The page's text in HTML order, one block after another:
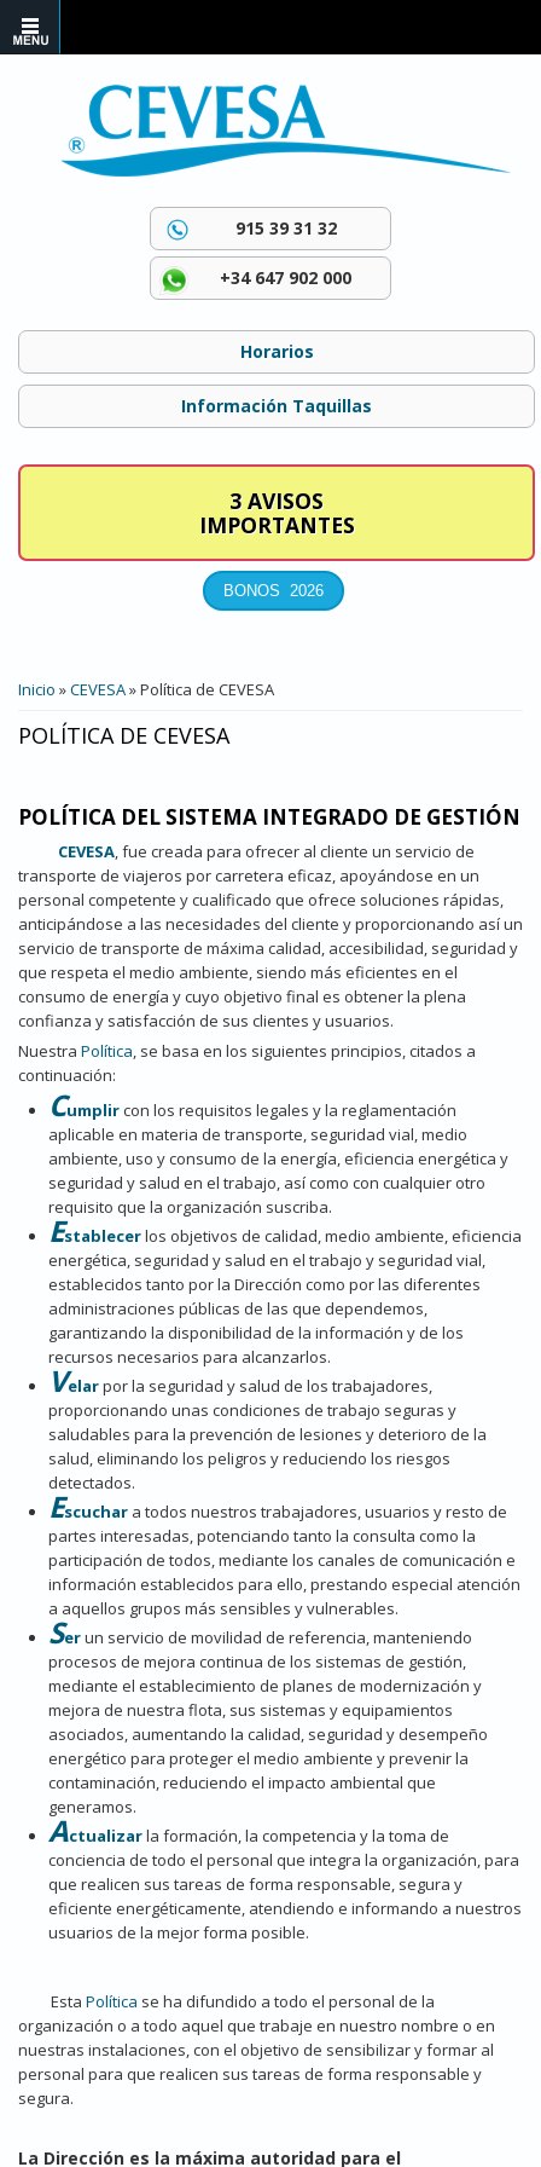
915 39 31 32
+34 647 902 000
Horarios
Información Taquillas
3 AVISOS
IMPORTANTES
USTED ESTÁ AQUÍ
Inicio »CEVESA» Política de CEVESA
POLÍTICA DE CEVESA
POLÍTICA DEL SISTEMA INTEGRADO DE GESTIÓN
CEVESA , fue creada para ofrecer al cliente un servicio de
transporte de viajeros por carretera eficaz, apoyándose en un
personal competente y cualificado que ofrece soluciones rápidas,
anticipándose a las necesidades del cliente y proporcionando así un
servicio de transporte de máxima calidad, accesibilidad, seguridad y
que respeta el medio ambiente, siendo más eficientes en el
consumo de energía y cuyo objetivo final es obtener la plena
confianza y satisfacción de sus clientes y usuarios.
Nuestra Política , se basa en los siguientes principios, citados a
continuación:
Cumplircon los requisitos legales y la reglamentación
aplicable en materia de transporte, seguridad vial, medio
ambiente, uso y consumo de la energía, eficiencia energética y
seguridad y salud en el trabajo, así como con cualquier otro
requisito que la organización suscriba.
Establecerlos objetivos de calidad, medio ambiente, eficiencia
energética, seguridad y salud en el trabajo y seguridad vial,
establecidos tanto por la Dirección como por las diferentes
administraciones públicas de las que dependemos,
garantizando la disponibilidad de la información y de los
recursos necesarios para alcanzarlos.
Velarpor la seguridad y salud de los trabajadores,
proporcionando unas condiciones de trabajo seguras y
saludables para la prevención de lesiones y deterioro de la
salud, eliminando los peligros y reduciendo los riesgos
detectados.
Escuchar a todos nuestros trabajadores, usuarios y resto de
partes interesadas, potenciando tanto la consulta como la
participación de todos, mediante los canales de comunicación e
información establecidos para ello, prestando especial atención
a aquellos grupos más sensibles y vulnerables.
Serun servicio de movilidad de referencia, manteniendo
procesos de mejora continua de los sistemas de gestión,
mediante el establecimiento de planes de modernización y
mejora de nuestra flota, sus sistemas y equipamientos
asociados, aumentando la calidad, seguridad y desempeño
energético para proteger el medio ambiente y prevenir la
contaminación, reduciendo el impacto ambiental que
generamos.
Actualizarla formación, la competencia y la toma de
conciencia de todo el personal que integra la organización, para
que realicen sus tareas de forma responsable, segura y
eficiente energéticamente, atendiendo e informando a nuestros
usuarios de la mejor forma posible.
Esta Política se ha difundido a todo el personal de la
organización o a todo aquel que trabaje en nuestro nombre o en
nuestras instalaciones, con el objetivo de sensibilizar y formar al
personal para que realicen sus tareas de forma responsable y
segura.
La Dirección es la máxima autoridad para el